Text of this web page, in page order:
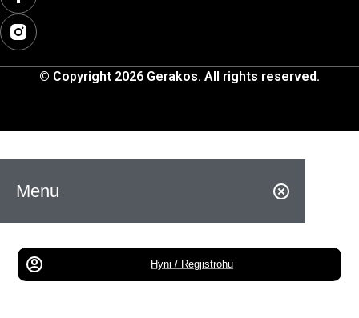
© Copyright 2026 Gerakos. All rights reserved.
Menu
Hyni / Regjistrohu